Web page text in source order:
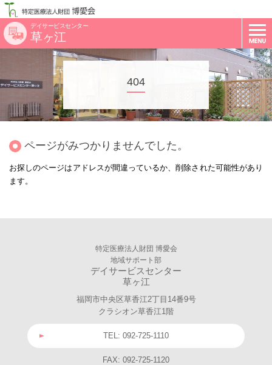
デイサービスセンター
草ヶ江
404
ページがみつかりませんでした。
お探しのページはアドレスが間違っているか、削除された可能性があり
ます。
特定医療法人財団 博愛会
地域サポート部
デイサービスセンター
草ヶ江
福岡市中央区草香江2丁目14番9号
クラシオン草香江1階
TEL: 092-725-1110
FAX: 092-725-1120